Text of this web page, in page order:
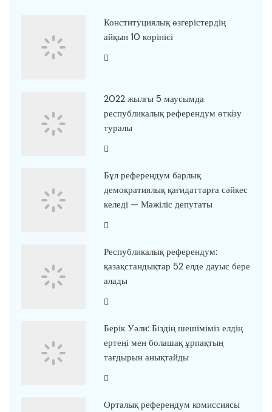
Конституциялық өзгерістердің
айқын 10 көрінісі
2022 жылғы 5 маусымда
республикалық референдум өткiзу
туралы
Бұл референдум барлық
демократиялық қағидаттарға сәйкес
келеді — Мәжіліс депутаты
Республикалық референдум:
қазақстандықтар 52 елде дауыс бере
алады
Берік Уәли: Біздің шешіміміз елдің
ертеңі мен болашақ ұрпақтың
тағдырын анықтайды
Орталық референдум комиссиясы